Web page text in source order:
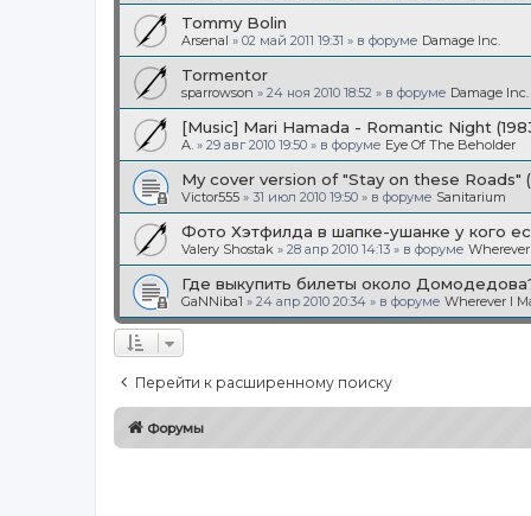
Tommy Bolin
Arsenal » 02 май 2011 19:31 » в форуме Damage Inc.
Tormentor
sparrowson » 24 ноя 2010 18:52 » в форуме Damage Inc.
[Music] Mari Hamada - Romantic Night
A. » 29 авг 2010 19:50 » в форуме Eye Of The Beholder
My cover version of "Stay on these Roads"
Victor555 » 31 июл 2010 19:50 » в форуме Sanitarium
Фото Хэтфилда в шапке-ушанке у кого
Valery Shostak » 28 апр 2010 14:13 » в форуме
Где выкупить билеты около
GaNNiba1 » 24 апр 2010 20:34 » в форуме Wherever I
Перейти к расширенному поиску
Форумы